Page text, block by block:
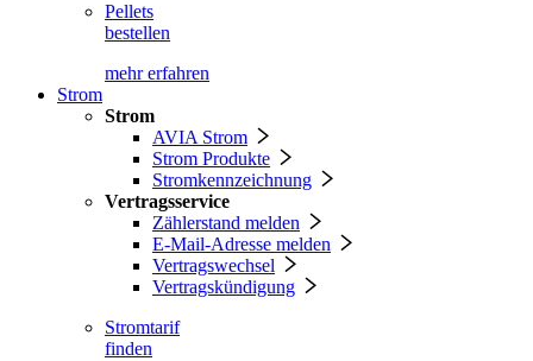
Pellets
bestellen
mehr erfahren
Strom
Strom
AVIA Strom
Strom Produkte
Stromkennzeichnung
Vertragsservice
Zählerstand melden
E-Mail-Adresse melden
Vertragswechsel
Vertragskündigung
Stromtarif
finden